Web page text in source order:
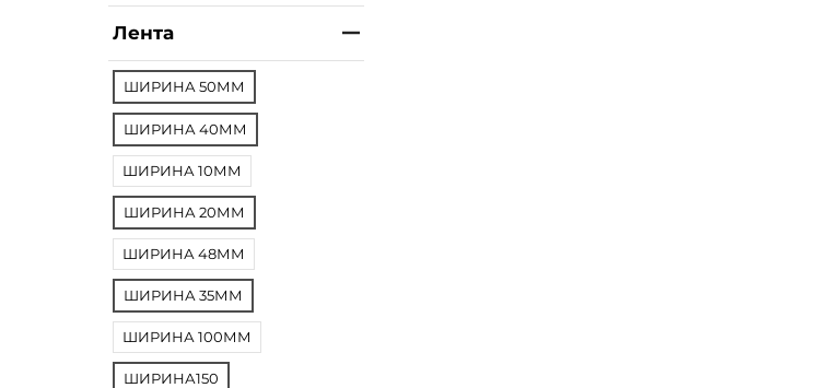
Лента
ШИРИНА 50ММ
ШИРИНА 40ММ
ШИРИНА 10ММ
ШИРИНА 20ММ
ШИРИНА 48ММ
ШИРИНА 35ММ
ШИРИНА 100ММ
ШИРИНА150